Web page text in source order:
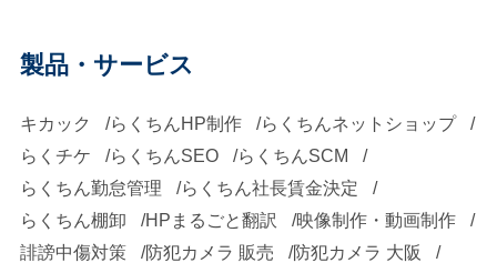
製品・サービス
キカック らくちんHP制作
らくちんネットショップ
らくチケ
らくちんSEO
らくちんSCM
らくちん勤怠管理
らくちん社長賃金決定
らくちん棚卸
HPまるごと翻訳
映像制作・動画制作
誹謗中傷対策
防犯カメラ 販売
防犯カメラ 大阪